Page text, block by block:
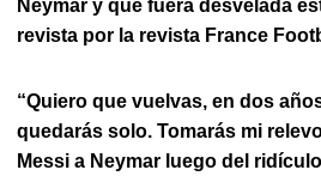
Neymar y que fuera desvelada
revista por la revista France
“Quiero que vuelvas, en dos
quedarás solo. Tomarás mi
Messi a Neymar luego del